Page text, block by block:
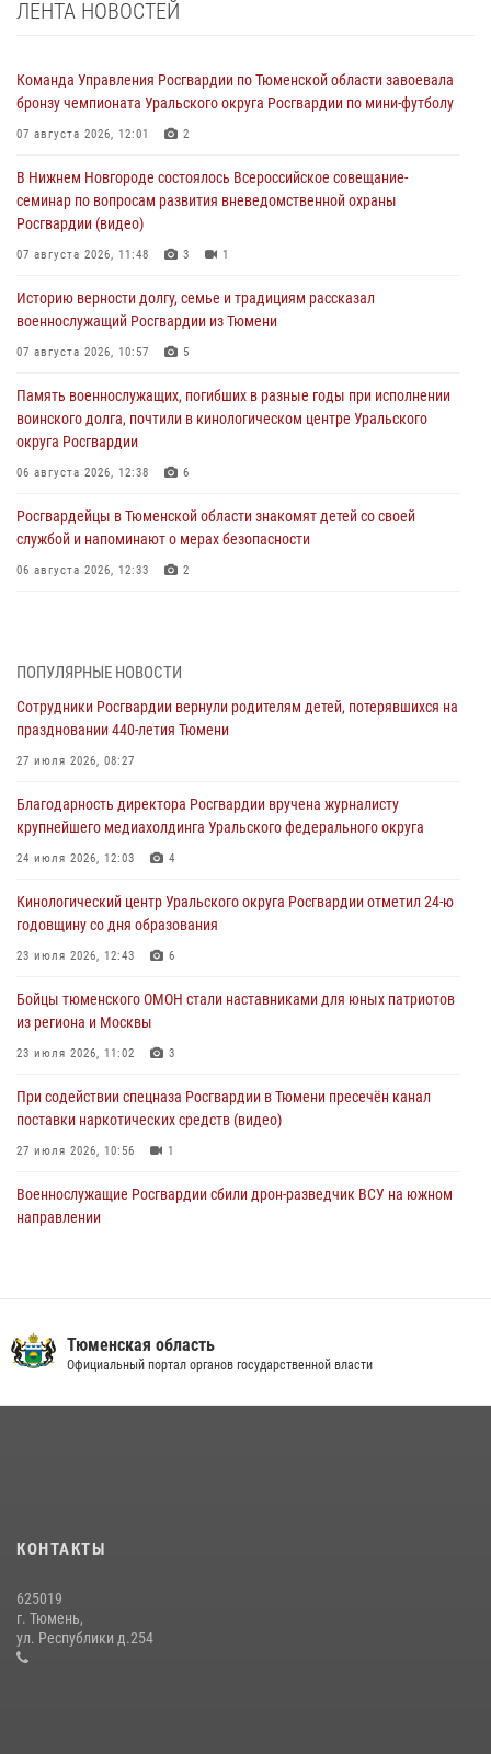
ЛЕНТА НОВОСТЕЙ
Команда Управления Росгвардии по Тюменской области завоевала
бронзу чемпионата Уральского округа Росгвардии по мини-футболу
07 августа 2026, 12:01 2
В Нижнем Новгороде состоялось Всероссийское совещание-
семинар по вопросам развития вневедомственной охраны
Росгвардии (видео)
07 августа 2026, 11:48 3 1
Историю верности долгу, семье и традициям рассказал
военнослужащий Росгвардии из Тюмени
07 августа 2026, 10:57 5
Память военнослужащих, погибших в разные годы при исполнении
воинского долга, почтили в кинологическом центре Уральского
округа Росгвардии
06 августа 2026, 12:38 6
Росгвардейцы в Тюменской области знакомят детей со своей
службой и напоминают о мерах безопасности
06 августа 2026, 12:33 2
06 августа 2026, 04:41 3
Росгвардейцы в Тюменской области почтили память генерала
армии Ивана Кирилловича Яковлева
05 августа 2026, 11:03
В Тюмени офицер Росгвардии в радиоэфире напомнил гражданам о
мерах безопасного владения оружием
05 августа 2026, 09:56
Военнослужащие Росгвардии сбили дрон-разведчик ВСУ на южном
направлении
05 августа 2026, 05:35
Стальной характер продемонстрировали росгвардейцы в ходе
масштабных спортивных событий на Урале
05 августа 2026, 05:22
ПОПУЛЯРНЫЕ НОВОСТИ
Сотрудники Росгвардии вернули родителям детей, потерявшихся на
праздновании 440-летия Тюмени
27 июля 2026, 08:27
Благодарность директора Росгвардии вручена журналисту
крупнейшего медиахолдинга Уральского федерального округа
24 июля 2026, 12:03 4
Кинологический центр Уральского округа Росгвардии отметил 24-ю
годовщину со дня образования
23 июля 2026, 12:43 6
Бойцы тюменского ОМОН стали наставниками для юных патриотов
из региона и Москвы
23 июля 2026, 11:02 3
При содействии спецназа Росгвардии в Тюмени пресечён канал
поставки наркотических средств (видео)
27 июля 2026, 10:56 1
Военнослужащие Росгвардии сбили дрон-разведчик ВСУ на южном
направлении
03 августа 2026, 07:23 1
Сотрудники тюменского СОБР "Сова" отработали навыки
десантирования на Урале
16 июля 2026, 10:42
Тюменская область
Официальный портал органов государственной власти
КОНТАКТЫ
625019
г. Тюмень,
ул. Республики д.254